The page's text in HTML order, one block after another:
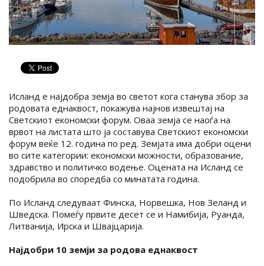
Исланд е најдобра земја во светот кога станува збор за
родовата еднаквост, покажува најнов извештај на
Светскиот економски форум. Оваа земја се наоѓа на
врвот на листата што ја составува Светскиот економски
форум веќе 12. година по ред. Земјата има добри оцени
во сите категории: економски можности, образование,
здравство и политичко водење. Оцената на Исланд се
подобрила во споредба со минатата година.
По Исланд следуваат Финска, Норвешка, Нов Зеланд и
Шведска. Помеѓу првите десет се и Намибија, Руанда,
Литванија, Ирска и Швајцарија.
Најдобри 10 земји за родова еднаквост